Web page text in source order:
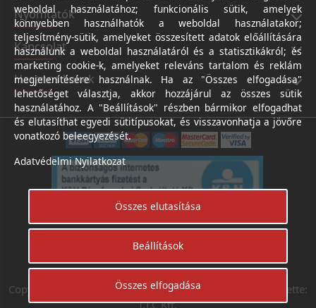
Nyomtatók
Kapcsolat
Hasznos linkek
Árukereső.hu
Copyright © Digifotoshop - Axico-Digital Kft. 2024. Készítette:
I.T.C Kft.
weboldal használatához; funkcionális sütik, amelyek
könnyebben használhatók a weboldal használatakor;
teljesítmény-sütik, amelyeket összesített adatok előállítására
használunk a weboldal használatáról és a statisztikákról; és
marketing cookie-k, amelyeket releváns tartalom és reklám
megjelenítésére használnak. Ha az "Összes elfogadása"
lehetőséget választja, akkor hozzájárul az összes sütik
használatához. A "Beállítások" részben bármikor elfogadhat
és elutasíthat egyedi sütitípusokat, és visszavonhatja a jövőre
vonatkozó beleegyezését.
Adatvédelmi Nyilatkozat
Összes elutasítása
Beállítások
Összes elfogadása